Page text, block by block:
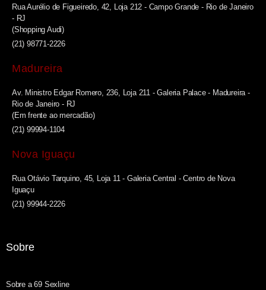
Rua Aurélio de Figueiredo, 42, Loja 212 - Campo Grande - Rio de Janeiro
- RJ
(Shopping Audi)
(21) 98771-2226
Madureira
Av. Ministro Edgar Romero, 236, Loja 211 - Galeria Palace - Madureira -
Rio de Janeiro - RJ
(Em frente ao mercadão)
(21) 99994-1104
Nova Iguaçu
Rua Otávio Tarquino, 45, Loja 11 - Galeria Central - Centro de Nova
Iguaçu
(21) 99944-2226
Sobre
Sobre a 69 Sexline